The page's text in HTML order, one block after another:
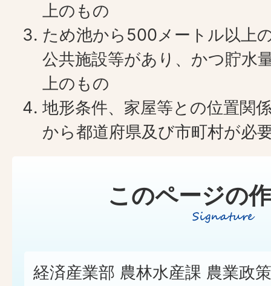
上のもの
ため池から500メートル以上
公共施設等があり、かつ貯水
上のもの
地形条件、家屋等との位置関
から都道府県及び市町村が必
このページの
経済産業部 農林水産課 農業政